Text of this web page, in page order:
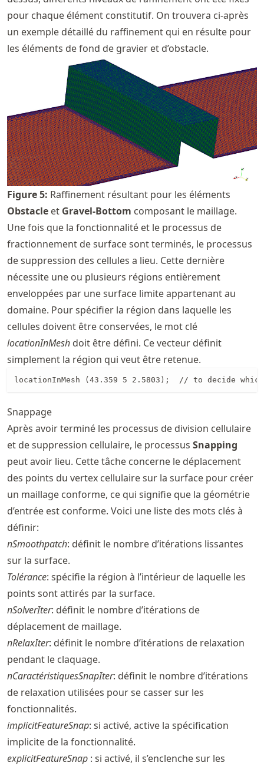
pour chaque élément constitutif. On trouvera ci-après
un exemple détaillé du raffinement qui en résulte pour
les éléments de fond de gravier et d’obstacle.
Figure5: Raffinement résultant pour les éléments
Obstacle et Gravel-Bottom composant le maillage.
Une fois que la fonctionnalité et le processus de
fractionnement de surface sont terminés, le processus
de suppression des cellules a lieu. Cette dernière
nécessite une ou plusieurs régions entièrement
enveloppées par une surface limite appartenant au
domaine. Pour spécifier la région dans laquelle les
cellules doivent être conservées, le mot clé
locationInMesh doit être défini. Ce vecteur définit
simplement la région qui veut être retenue.
locationInMesh (43.359 5 2.5803);  // to decide
Snappage
Après avoir terminé les processus de division cellulaire
et de suppression cellulaire, le processus Snapping
peut avoir lieu. Cette tâche concerne le déplacement
des points du vertex cellulaire sur la surface pour créer
un maillage conforme, ce qui signifie que la géométrie
d’entrée est conforme. Voici une liste des mots clés à
définir:
nSmoothpatch: définit le nombre d’itérations lissantes
sur la surface.
Tolérance: spécifie la région à l’intérieur de laquelle les
points sont attirés par la surface.
nSolverIter: définit le nombre d’itérations de
déplacement de maillage.
nRelaxIter: définit le nombre d’itérations de relaxation
pendant le claquage.
nCaractéristiquesSnapIter: définit le nombre d’itérations
de relaxation utilisées pour se casser sur les
fonctionnalités.
implicitFeatureSnap: si activé, active la spécification
implicite de la fonctionnalité.
explicitFeatureSnap : si activé, il s’enclenche sur les